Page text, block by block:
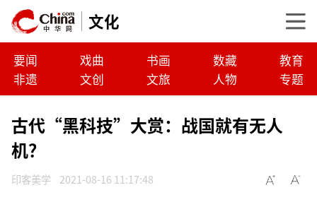
文化
要闻 戏曲 书画 数藏
教育
非遗
文创 文旅 人物 专题
古代“黑科技”大赏：战国就有无人
机？
印客美学 2021-08-16 11:17:48